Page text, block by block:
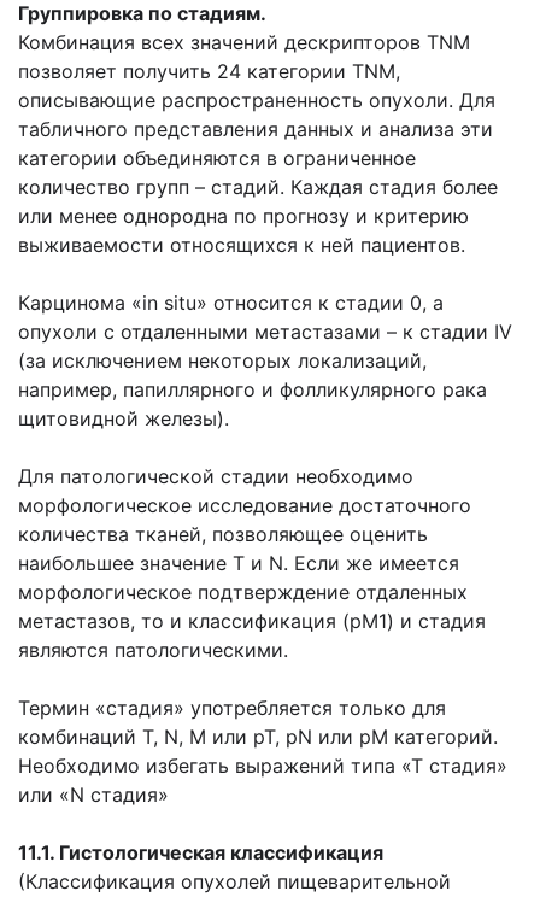
Группировка по стадиям.
Комбинация всех значений дескрипторов TNM
позволяет получить 24 категории TNM,
описывающие распространенность опухоли. Для
табличного представления данных и анализа эти
категории объединяются в ограниченное
количество групп – стадий. Каждая стадия более
или менее однородна по прогнозу и критерию
выживаемости относящихся к ней пациентов.
Карцинома «in situ» относится к стадии 0, а
опухоли с отдаленными метастазами – к стадии IV
(за исключением некоторых локализаций,
например, папиллярного и фолликулярного рака
щитовидной железы).
Для патологической стадии необходимо
морфологическое исследование достаточного
количества тканей, позволяющее оценить
наибольшее значение Т и N. Если же имеется
морфологическое подтверждение отдаленных
метастазов, то и классификация (рМ1) и стадия
являются патологическими.
Термин «стадия» употребляется только для
комбинаций Т, N, М или рТ, pN или рМ категорий.
Необходимо избегать выражений типа «Т стадия»
или «N стадия»
11.1. Гистологическая классификация
(Классификация опухолей пищеварительной